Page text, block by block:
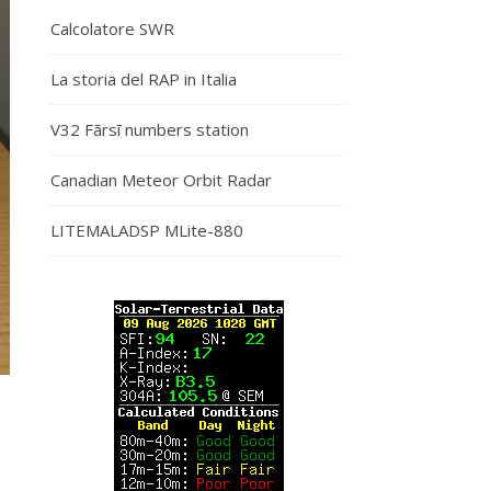
Calcolatore SWR
La storia del RAP in Italia
V32 Fārsī numbers station
Canadian Meteor Orbit Radar
LITEMALADSP MLite-880